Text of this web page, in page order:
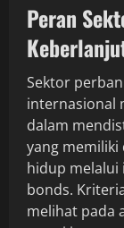
Peran
Sektor
internasional
dalam
yang
hidup melalui
bonds.
melihat pada